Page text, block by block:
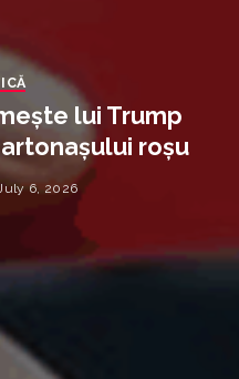
lui Trump
roșu
July 6, 2026